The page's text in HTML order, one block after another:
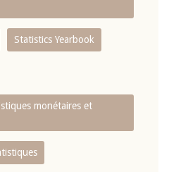
Statistics Yearbook
monétaires et